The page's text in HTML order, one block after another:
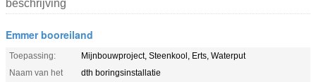
beschrijving
Emmer booreiland
Toepassing:
Mijnbouwproject, Steenkool, Erts, Waterput
Naam van het
dth boringsinstallatie